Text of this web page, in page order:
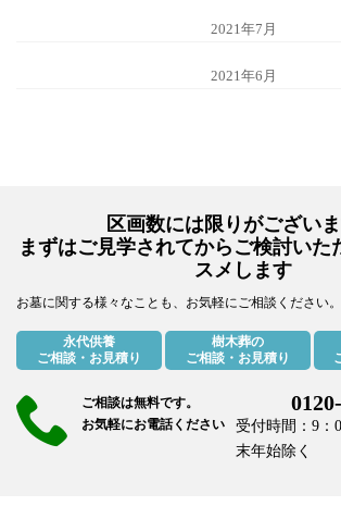
2021年7月
2021年6月
区画数には限りがございま
まずはご見学されてからご検討いた
スメします
お墓に関する様々なことも、お気軽にご相談ください。
永代供養
ご相談・お見積り
樹木葬の
ご相談・お見積り
ご相談は無料です。
お気軽にお電話ください
受付時間：9
末年始除く